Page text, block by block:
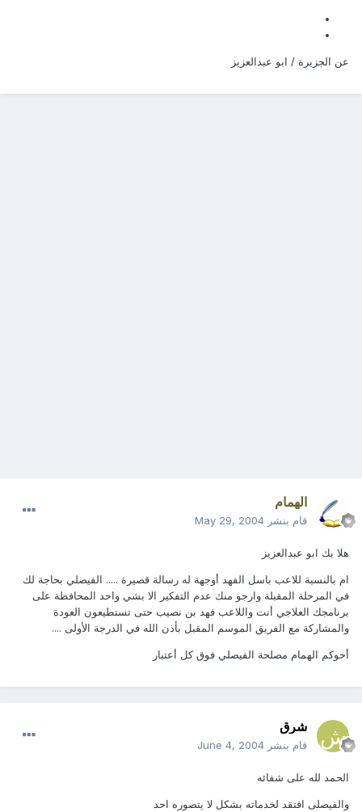
عن الجزيرة / ابو عبدالعزيز
الهمام
قام بنشر May 29, 2004
هلا بك ابو عبدالعزيز
ام بالنسبة للاعب باسل الفهد أوجهة له رسالة قصيرة ..... الفيصلي بحاجة لك
في المرحلة المقبلة وارجو منك عدم التفكير الا بشي واحد المحافظة على
برنامجك العلاجي أنت واللاعب فهد بن نصيب حتى تستطيعون العودة
والمشاركة مع الفريق الموسم المقبل بأذن الله في الدرجة الأولى ....
أخوكم الهمام مصلحة الفيصلي فوق كل أعتبار
شرق
قام بنشر June 4, 2004
الحمد لله على شفائه
والفيصلى افتقد لخدماته بشكل لا يتصوره احد